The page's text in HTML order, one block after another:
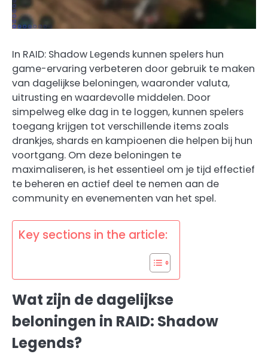
In RAID: Shadow Legends kunnen spelers hun
game-ervaring verbeteren door gebruik te maken
van dagelijkse beloningen, waaronder valuta,
uitrusting en waardevolle middelen. Door
simpelweg elke dag in te loggen, kunnen spelers
toegang krijgen tot verschillende items zoals
drankjes, shards en kampioenen die helpen bij hun
voortgang. Om deze beloningen te
maximaliseren, is het essentieel om je tijd effectief
te beheren en actief deel te nemen aan de
community en evenementen van het spel.
Key sections in the article:
Wat zijn de dagelijkse
beloningen in RAID: Shadow
Legends?